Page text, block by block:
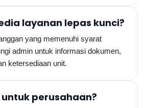
layanan lepas kunci?
yang memenuhi syarat
admin untuk informasi dokumen,
ketersediaan unit.
perusahaan?